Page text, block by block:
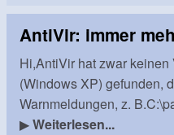
AntiVir: immer
Hi,AntiVir hat zwar
(Windows XP) gefunden,
Warnmeldungen, z.
▶Weiterlesen...